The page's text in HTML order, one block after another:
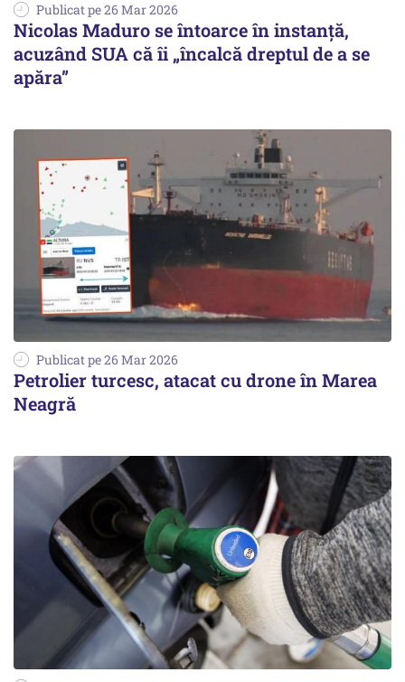
Publicat pe 26 Mar 2026
Nicolas Maduro se întoarce în instanță,
acuzând SUA că îi „încalcă dreptul de a se
apăra”
Publicat pe 26 Mar 2026
Petrolier turcesc, atacat cu drone în Marea
Neagră